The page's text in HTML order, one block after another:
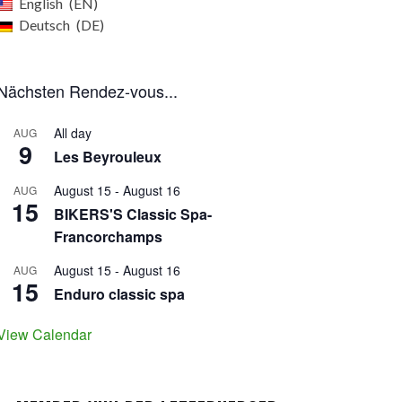
Deutsch
DE
Rendez-vous...
AUG
9
All day
Les Beyrouleux
AUG
15
August 15 - August 16
BIKERS'S Classic Spa-
Francorchamps
AUG
15
August 15 - August 16
Enduro classic spa
Calendar